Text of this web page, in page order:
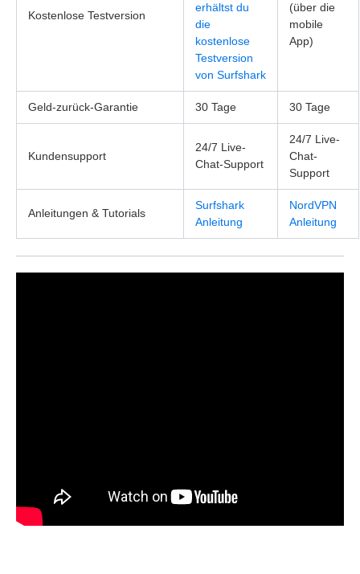
Kostenlose Testversion
erhältst du
die
kostenlose
Testversion
von Surfshark
(über die
mobile
App)
Geld-zurück-Garantie 30 Tage 30 Tage
Kundensupport
24/7 Live-
Chat-Support
24/7 Live-
Chat-
Support
Anleitungen & Tutorials
Surfshark
Anleitung
NordVPN
Anleitung